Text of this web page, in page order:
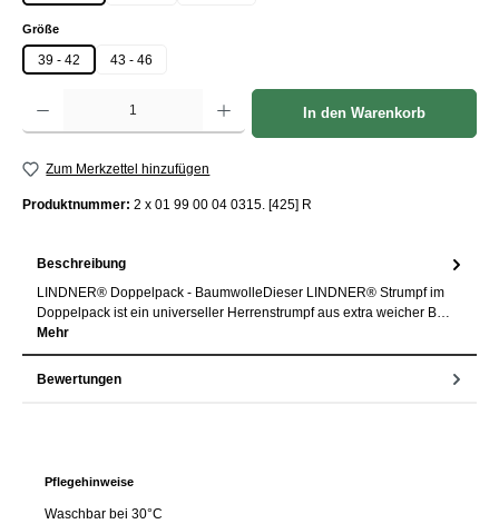
Größeauswählen
39 - 42 43 - 46
Produkt Anzahl: Gib den gewünschten Wert ein oder benutze die Schaltflächen um die
In den Warenkorb
Zum Merkzettel hinzufügen
Produktnummer: 2 x 01 99 00 04 0315. [425] R
Beschreibung
LINDNER® Doppelpack - BaumwolleDieser LINDNER® Strumpf im
Doppelpack ist ein universeller Herrenstrumpf aus extra weicher B…
Mehr
Bewertungen
Pflegehinweise
Waschbar bei 30°C